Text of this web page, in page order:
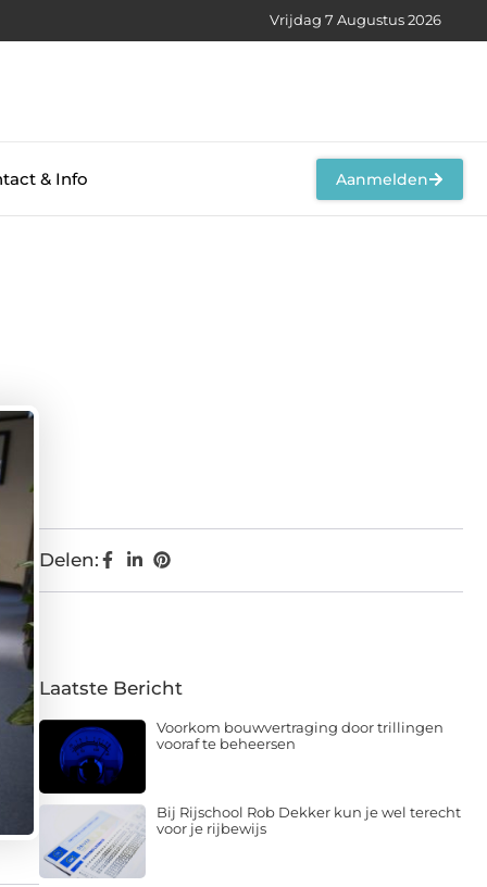
Vrijdag 7 Augustus 2026
& Info Aanmelden
Delen:
Laatste Bericht
Voorkom bouwvertraging door trillingen
vooraf te beheersen
Bij Rijschool Rob Dekker kun je wel terecht
voor je rijbewijs